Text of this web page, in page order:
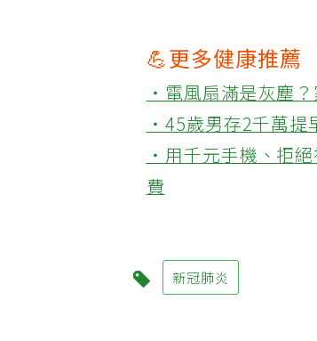
💪更多健康推薦
‧電風扇滿是灰塵？
‧45歲男存2千萬提
‧用千元手機、拒絕
費
新冠肺炎